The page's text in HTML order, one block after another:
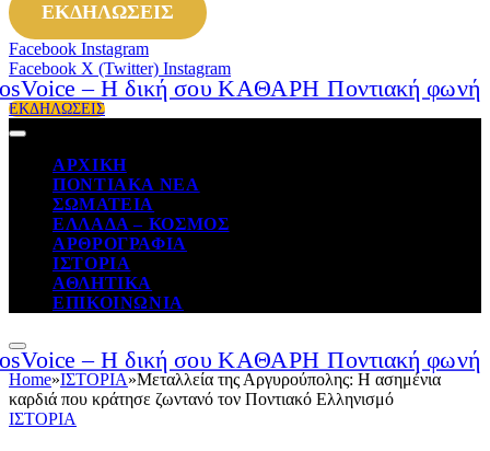
ΕΚΔΗΛΩΣΕΙΣ
Facebook Instagram
Facebook X (Twitter) Instagram
ΕΚΔΗΛΩΣΕΙΣ
ΑΡΧΙΚΗ
ΠΟΝΤΙΑΚΑ ΝΕΑ
ΣΩΜΑΤΕΙΑ
ΕΛΛΑΔΑ – ΚΟΣΜΟΣ
ΑΡΘΡΟΓΡΑΦΙΑ
ΙΣΤΟΡΙΑ
ΑΘΛΗΤΙΚΑ
ΕΠΙΚΟΙΝΩΝΙΑ
Home»ΙΣΤΟΡΙΑ»Mεταλλεία της Αργυρούπολης: Η ασημένια
καρδιά που κράτησε ζωντανό τον Ποντιακό Ελληνισμό
ΙΣΤΟΡΙΑ